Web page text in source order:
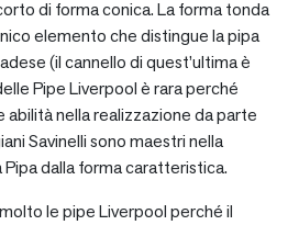
di forma conica. La forma tonda
elemento che distingue la pipa
(il cannello di quest’ultima è
Pipe Liverpool è rara perché
abilità nella realizzazione da parte
Savinelli sono maestri nella
dalla forma caratteristica.
le pipe Liverpool perché il